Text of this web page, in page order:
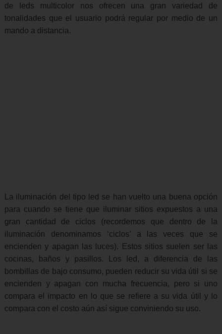
de leds multicolor nos ofrecen una gran variedad de
tonalidades que el usuario podrá regular por medio de un
mando a distancia.
La iluminación del tipo led se han vuelto una buena opción
para cuando se tiene que iluminar sitios expuestos a una
gran cantidad de ciclos (recordemos que dentro de la
iluminación denominamos ‘ciclos’ a las veces que se
encienden y apagan las luces). Estos sitios suelen ser las
cocinas, baños y pasillos. Los led, a diferencia de las
bombillas de bajo consumo, pueden reducir su vida útil si se
encienden y apagan con mucha frecuencia, pero si uno
compara el impacto en lo que se refiere a su vida útil y lo
compara con el costo aún así sigue conviniendo su uso.